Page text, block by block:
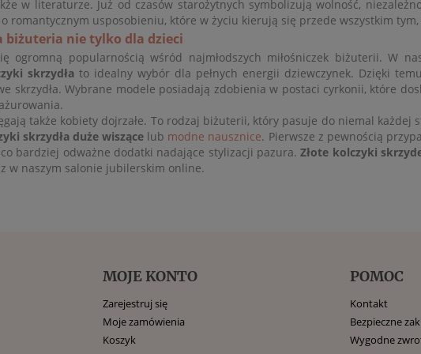
w literaturze. Już od czasów starożytnych symbolizują wolność,
romantycznym usposobieniu, które w życiu kierują się przede wszystkim
biżuteria nie tylko dla dzieci
ogromną popularnością wśród najmłodszych miłośniczek biżuterii. W
skrzydła to idealny wybór dla pełnych energii dziewczynek. Dzięki
skrzydła. Wybrane modele posiadają zdobienia w postaci cyrkonii, które
także kobiety dojrzałe. To rodzaj biżuterii, który pasuje do niemal
skrzydła duże wiszące lub modne nausznice. Pierwsze z pewnością
bardziej odważne dodatki nadające stylizacji pazura.Złote kolczyki
w naszym salonie jubilerskim online.
MOJE KONTO
Zarejestruj się
Moje zamówienia
Koszyk
POMOC
Kontakt
Bezpieczne
Wygodne